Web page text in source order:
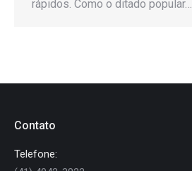
rápidos. Como o ditado popular…
Contato
Telefone: